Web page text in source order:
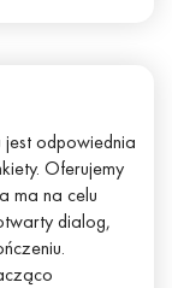
jest odpowiednia
Oferujemy
ma na celu
dialog,